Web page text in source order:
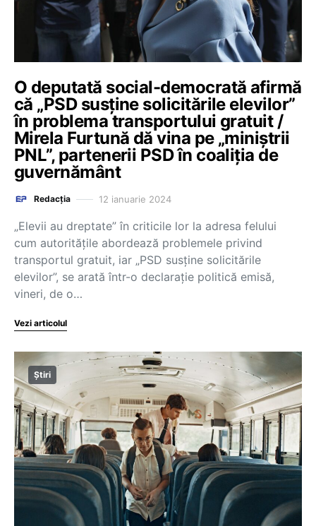
O deputată social-democrată afirmă
că „PSD susține solicitările elevilor”
în problema transportului gratuit /
Mirela Furtună dă vina pe „miniștrii
PNL”, partenerii PSD în coaliția de
guvernământ
Redacția 12 ianuarie 2024
„Elevii au dreptate” în criticile lor la adresa felului
cum autoritățile abordează problemele privind
transportul gratuit, iar „PSD susține solicitările
elevilor”, se arată într-o declarație politică emisă,
vineri, de o…
Vezi articolul
Știri